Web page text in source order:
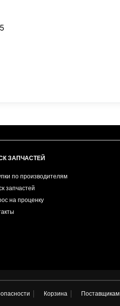
ЗАПЧАСТЕЙ
по производителям
запчастей
на проценку
Корзина Поставщикам